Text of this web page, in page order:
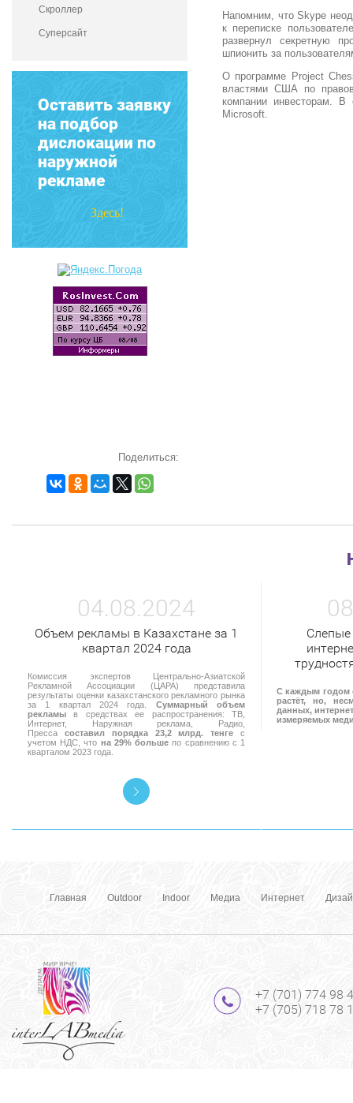
Скроллер
Суперсайт
Оставить заявку
на подбор
дислокации по
наружной
рекламе
Здесь!
Поделиться:
Напомним, что Skype
к переписке
развернул секретную
шпионить за
О программе Project
властями США по
компании инвесторам. В
Microsoft.
04.08.2024
Объем рекламы в Казахстане за 1
квартал 2024 года
Комиссия экспертов Центрально-Азиатской
Рекламной Ассоциации (ЦАРА) представила
результаты оценки казахстанского рекламного рынка
за 1 квартал 2024 года. Суммарный объем
рекламы в средствах ее распространения: ТВ,
Интернет, Наружная реклама, Радио,
Пресса составил порядка 23,2 млрд. тенге с
учетом НДС, что на 29% больше по сравнению с 1
кварталом 2023 года.
С каждым годом
растёт, но,
данных,
измеряемых
Главная Outdoor Indoor Медиа Интернет
+7 (701) 774 98
+7 (705) 718 78